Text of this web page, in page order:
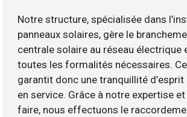
Notre structure, spécialisée dans
panneaux solaires, gère le
centrale solaire au réseau électrique
toutes les formalités nécessaires.
garantit donc une tranquillité
en service. Grâce à notre expertise
faire, nous effectuons le